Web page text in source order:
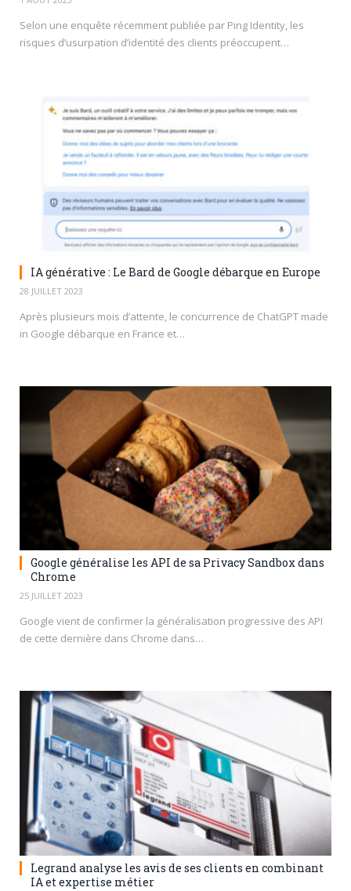
Selon une enquête récemment publiée par Ping Identity, les
risques d’usurpation d’identité des clients préoccupent…
IA générative : Le Bard de Google débarque en Europe
28 JUILLET 2023
Après plusieurs mois d’attente, le concurrence de ChatGPT made
in Google débarque en France et…
Google généralise les API de sa Privacy Sandbox dans
Chrome
25 JUILLET 2023
Google vient de confirmer la généralisation progressive des API
de cette dernière dans Chrome dans…
Legrand analyse les avis de ses clients en combinant
IA et expertise métier